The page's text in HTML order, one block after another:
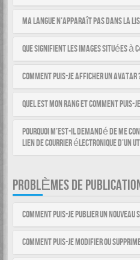
Ma langue n’apparaît pas dans la
Que signifient les images situées à
Comment puis-je afficher un avatar
Quel est mon rang et comment puis-
Pourquoi m’est-il demandé de me
lien de courrier électronique d’un
PROBLÈMES DE
Comment puis-je publier un nouveau
Comment puis-je modifier ou